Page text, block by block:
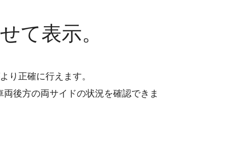
て表示。
り正確に行えます。
後方の両サイドの状況を確認できま